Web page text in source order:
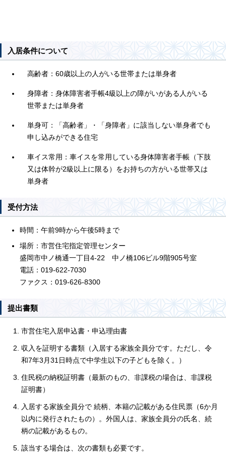
入居条件について
高齢者：60歳以上の人がいる世帯または単身者
身障者：身体障害者手帳4級以上の障がいがある人がいる
世帯または単身者
単身可：「高齢者」・「身障者」に該当しない単身者でも
申し込みができる住宅
車イス常用：車イスを常用している身体障害者手帳（下肢
又は体幹が2級以上に限る）をお持ちの方がいる世帯又は
単身者
受付方法
時間：午前9時から午後5時まで
場所：市営住宅指定管理センター
盛岡市中ノ橋通一丁目4-22 中ノ橋106ビル9階905号室
電話：019-622-7030
ファクス：019-626-8300
提出書類
市営住宅入居申込書・申込理由書
収入を証明する書類（入居する家族全員分です。ただし、令
和7年3月31日時点で中学生以下の子どもを除く。）
住民税の納税証明書（最新のもの、非課税の場合は、非課税
証明書）
入居する家族全員分で 続柄、本籍の記載がある住民票（6か月
以内に発行されたもの）。外国人は、家族全員分の氏名、続
柄の記載があるもの。
該当する場合は、次の書類も必要です。